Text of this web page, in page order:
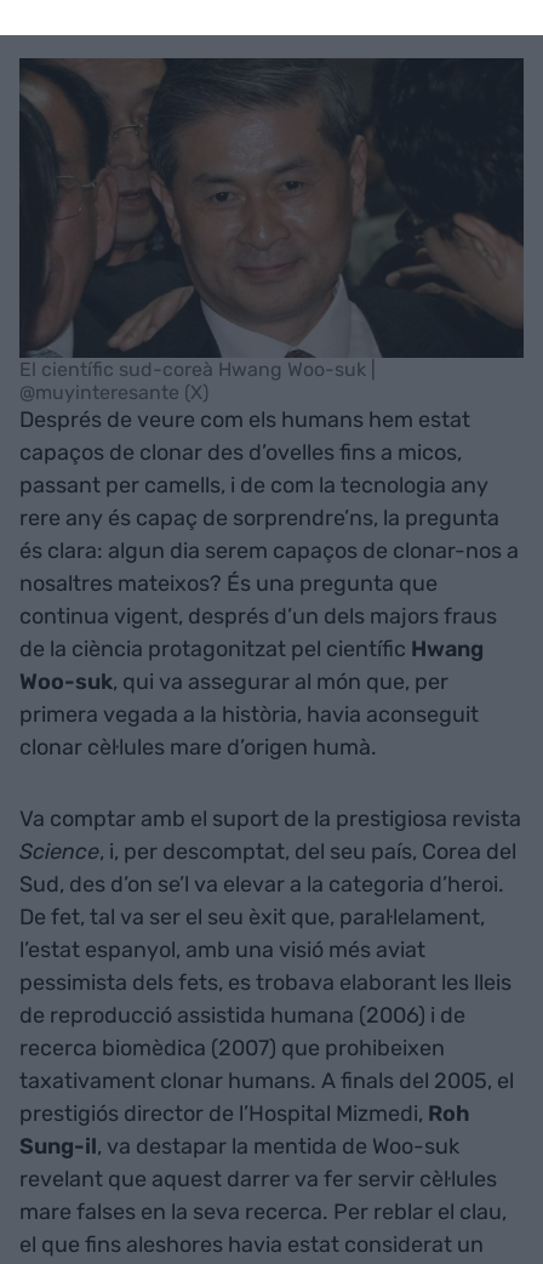
El científic sud-coreà Hwang Woo-suk |
@muyinteresante (X)
Després de veure com els humans hem estat
capaços de clonar des d’ovelles fins a micos,
passant per camells, i de com la tecnologia any
rere any és capaç de sorprendre’ns, la pregunta
és clara: algun dia serem capaços de clonar-nos a
nosaltres mateixos? És una pregunta que
continua vigent, després d’un dels majors fraus
de la ciència protagonitzat pel científic Hwang
Woo-suk, qui va assegurar al món que, per
primera vegada a la història, havia aconseguit
clonar cèl·lules mare d’origen humà.
Va comptar amb el suport de la prestigiosa revista
Science, i, per descomptat, del seu país, Corea del
Sud, des d’on se’l va elevar a la categoria d’heroi.
De fet, tal va ser el seu èxit que, paral·lelament,
l’estat espanyol, amb una visió més aviat
pessimista dels fets, es trobava elaborant les lleis
de reproducció assistida humana (2006) i de
recerca biomèdica (2007) que prohibeixen
taxativament clonar humans. A finals del 2005, el
prestigiós director de l’Hospital Mizmedi, Roh
Sung-il, va destapar la mentida de Woo-suk
revelant que aquest darrer va fer servir cèl·lules
mare falses en la seva recerca. Per reblar el clau,
el que fins aleshores havia estat considerat un